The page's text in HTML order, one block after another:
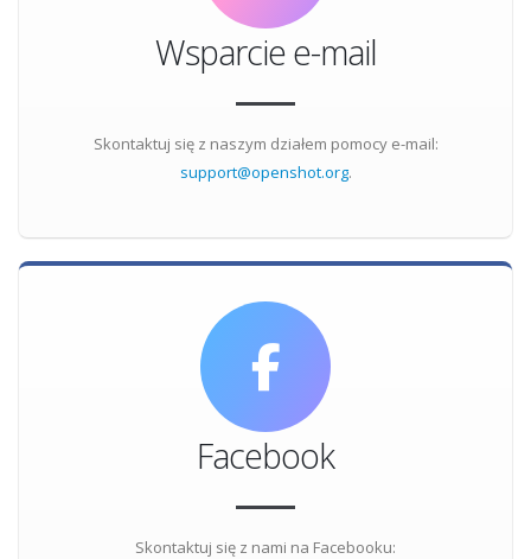
Wsparcie e-mail
Skontaktuj się z naszym działem pomocy e-mail:
support@openshot.org.
Facebook
Skontaktuj się z nami na Facebooku: